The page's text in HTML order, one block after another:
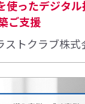
ったデジタル
ご支援
ストクラブ株式